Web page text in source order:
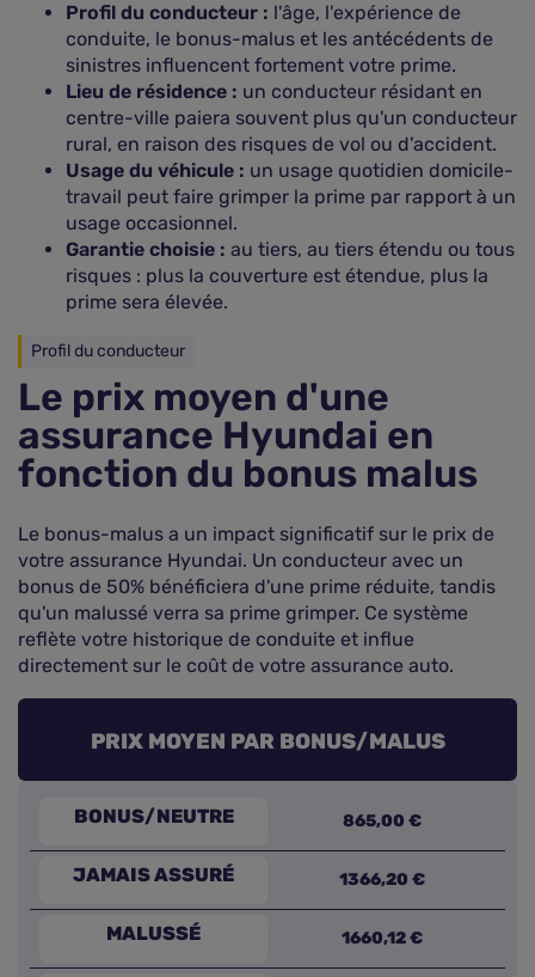
Profil du conducteur : l'âge, l'expérience de
conduite, le bonus-malus et les antécédents de
sinistres influencent fortement votre prime.
Lieu de résidence : un conducteur résidant en
centre-ville paiera souvent plus qu'un conducteur
rural, en raison des risques de vol ou d'accident.
Usage du véhicule : un usage quotidien domicile-
travail peut faire grimper la prime par rapport à un
usage occasionnel.
Garantie choisie : au tiers, au tiers étendu ou tous
risques : plus la couverture est étendue, plus la
prime sera élevée.
Profil du conducteur
Le prix moyen d'une
assurance Hyundai en
fonction du bonus malus
Le bonus-malus a un impact significatif sur le prix de
votre assurance Hyundai. Un conducteur avec un
bonus de 50% bénéficiera d'une prime réduite, tandis
qu'un malussé verra sa prime grimper. Ce système
reflète votre historique de conduite et influe
directement sur le coût de votre assurance auto.
PRIX MOYEN PAR BONUS/MALUS
865,00 €
JAMAIS ASSURÉ 1366,20 €
MALUSSÉ 1660,12 €